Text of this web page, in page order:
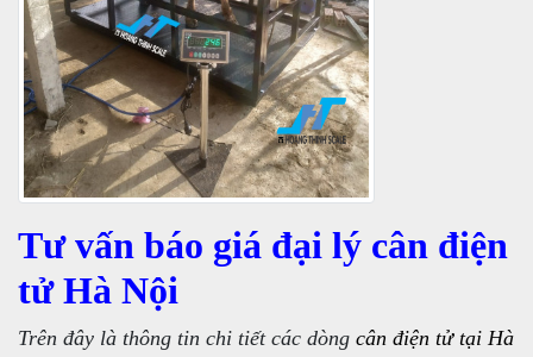
Tư vấn báo giá đại lý cân điện
tử Hà Nội
Trên đây là thông tin chi tiết các dòng cân điện tử tại Hà